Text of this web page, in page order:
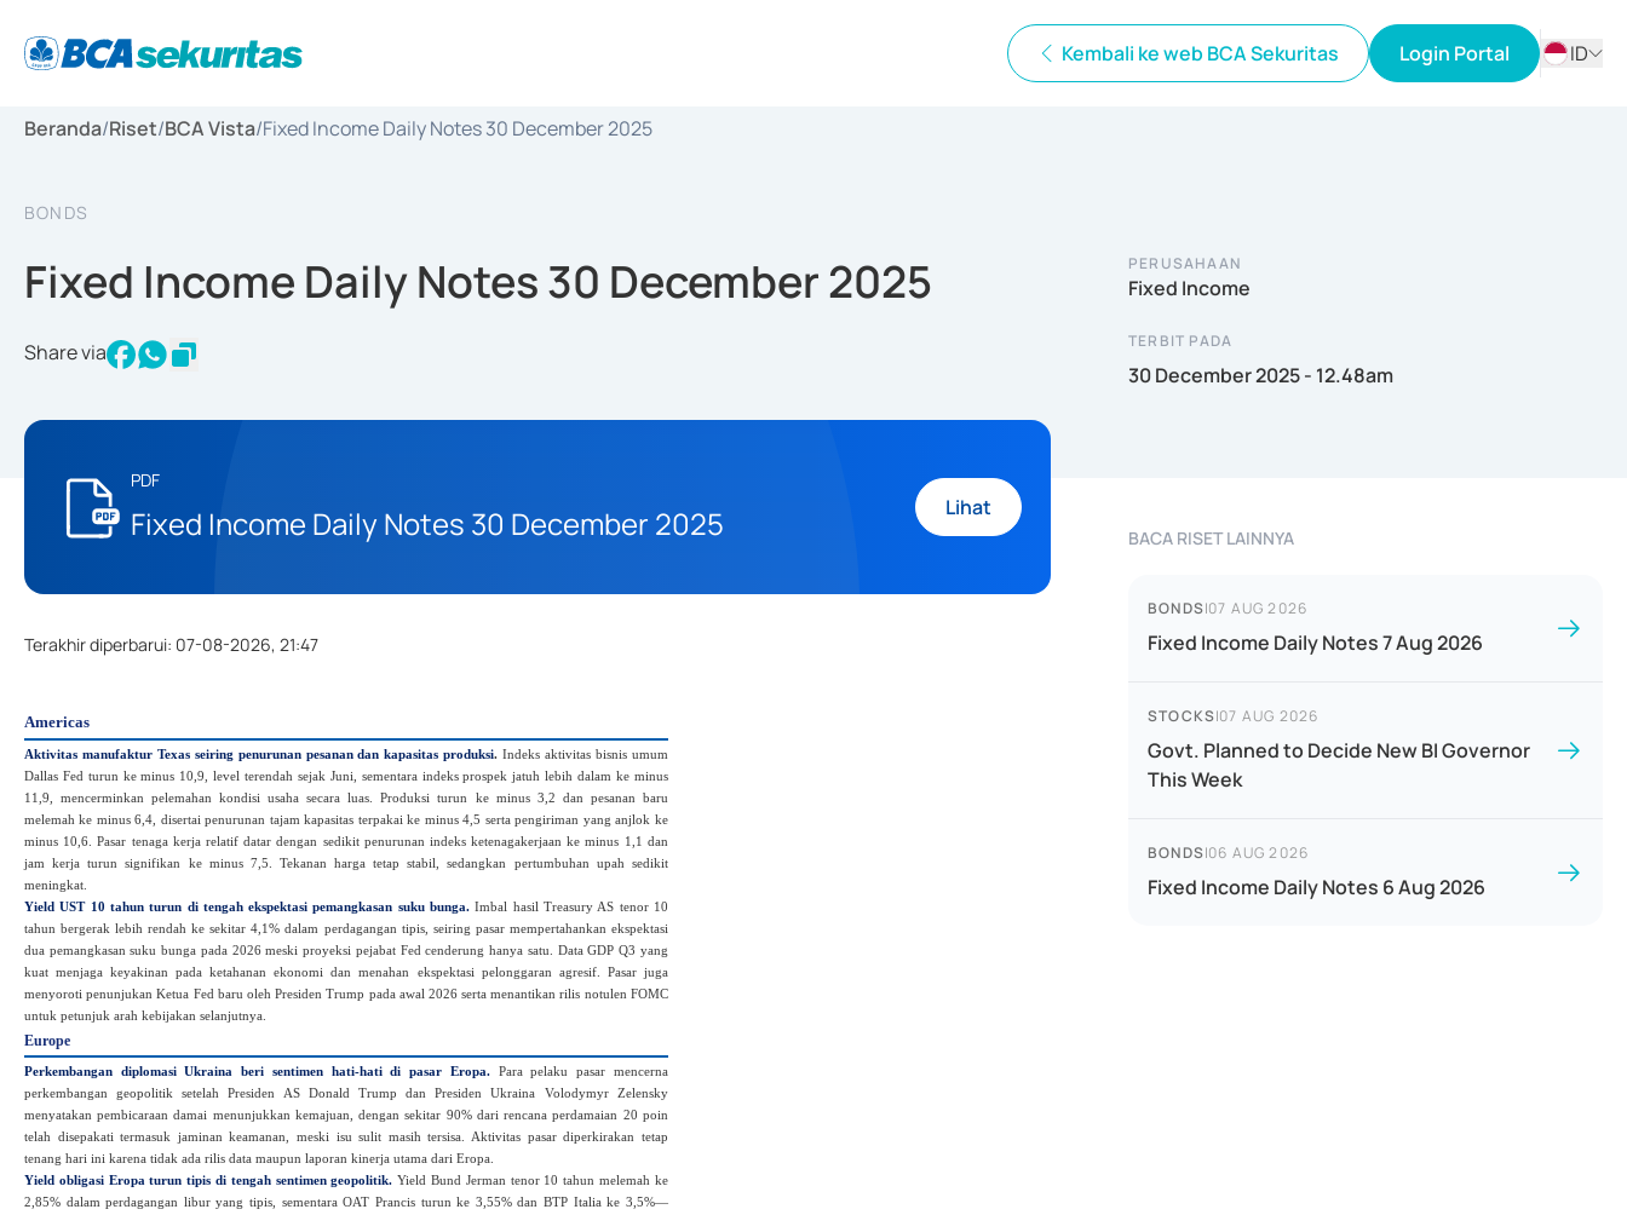
Kembali ke web BCA Sekuritas Login Portal
ID
Beranda/Riset/BCA Vista/Fixed Income Daily Notes 30 December 2025
BONDS
Fixed Income Daily Notes 30 December 2025
Share via
PDF
Fixed Income Daily Notes 30 December 2025 Lihat
PERUSAHAAN
Fixed Income
TERBIT PADA
30 December 2025 - 12.48am
Terakhir diperbarui: 07-08-2026, 21:47
Americas
Aktivitas manufaktur Texas seiring penurunan pesanan dan kapasitas produksi. Indeks aktivitas bisnis umum
Dallas Fed turun ke minus 10,9, level terendah sejak Juni, sementara indeks prospek jatuh lebih dalam ke minus
11,9, mencerminkan pelemahan kondisi usaha secara luas. Produksi turun ke minus 3,2 dan pesanan baru
melemah ke minus 6,4, disertai penurunan tajam kapasitas terpakai ke minus 4,5 serta pengiriman yang anjlok ke
minus 10,6. Pasar tenaga kerja relatif datar dengan sedikit penurunan indeks ketenagakerjaan ke minus 1,1 dan
jam kerja turun signifikan ke minus 7,5. Tekanan harga tetap stabil, sedangkan pertumbuhan upah sedikit
meningkat.
Yield UST 10 tahun turun di tengah ekspektasi pemangkasan suku bunga. Imbal hasil Treasury AS tenor 10
tahun bergerak lebih rendah ke sekitar 4,1% dalam perdagangan tipis, seiring pasar mempertahankan ekspektasi
dua pemangkasan suku bunga pada 2026 meski proyeksi pejabat Fed cenderung hanya satu. Data GDP Q3 yang
kuat menjaga keyakinan pada ketahanan ekonomi dan menahan ekspektasi pelonggaran agresif. Pasar juga
menyoroti penunjukan Ketua Fed baru oleh Presiden Trump pada awal 2026 serta menantikan rilis notulen FOMC
untuk petunjuk arah kebijakan selanjutnya.
Europe
Perkembangan diplomasi Ukraina beri sentimen hati‑hati di pasar Eropa. Para pelaku pasar mencerna
perkembangan geopolitik setelah Presiden AS Donald Trump dan Presiden Ukraina Volodymyr Zelensky
menyatakan pembicaraan damai menunjukkan kemajuan, dengan sekitar 90% dari rencana perdamaian 20 poin
telah disepakati termasuk jaminan keamanan, meski isu sulit masih tersisa. Aktivitas pasar diperkirakan tetap
tenang hari ini karena tidak ada rilis data maupun laporan kinerja utama dari Eropa.
Yield obligasi Eropa turun tipis di tengah sentimen geopolitik. Yield Bund Jerman tenor 10 tahun melemah ke
2,85% dalam perdagangan libur yang tipis, sementara OAT Prancis turun ke 3,55% dan BTP Italia ke 3,5%—
BACA RISET LAINNYA
BONDS|07 AUG 2026
Fixed Income Daily Notes 7 Aug 2026
STOCKS|07 AUG 2026
Govt. Planned to Decide New BI Governor
This Week
BONDS|06 AUG 2026
Fixed Income Daily Notes 6 Aug 2026